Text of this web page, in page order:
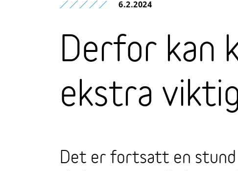
6.2.2024
Derfor kan
ekstra
Det er fortsatt en stund